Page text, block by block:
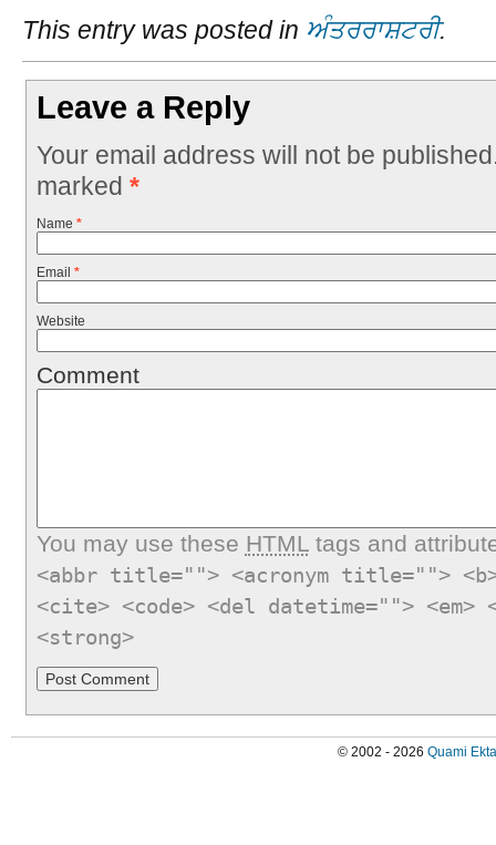
This entry was posted in ਅੰਤਰਰਾਸ਼ਟਰੀ.
Leave a Reply
Your email address will not be
marked *
Name *
Email *
Website
Comment
You may use these HTMLtags and
<abbr title=""> <acronym title="">
<cite> <code> <del datetime="">
<strong>
© 2002 - 2026 Quami